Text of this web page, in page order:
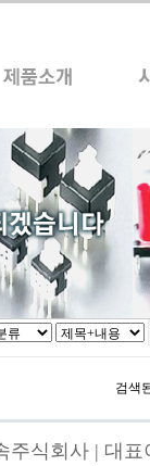
검색
주식회사 | 대